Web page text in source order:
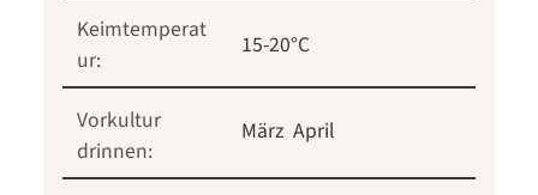
Keimtemperat
ur:
15-20°C
Vorkultur
drinnen:
März April